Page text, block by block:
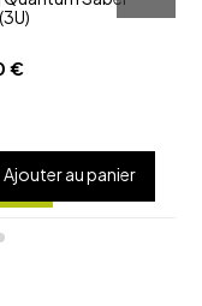
€
Ajouter au panier